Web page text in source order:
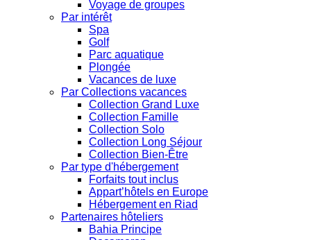
Voyage de groupes
Par intérêt
Spa
Golf
Parc aquatique
Plongée
Vacances de luxe
Par Collections vacances
Collection Grand Luxe
Collection Famille
Collection Solo
Collection Long Séjour
Collection Bien-Être
Par type d'hébergement
Forfaits tout inclus
Appart’hôtels en Europe
Hébergement en Riad
Partenaires hôteliers
Bahia Principe